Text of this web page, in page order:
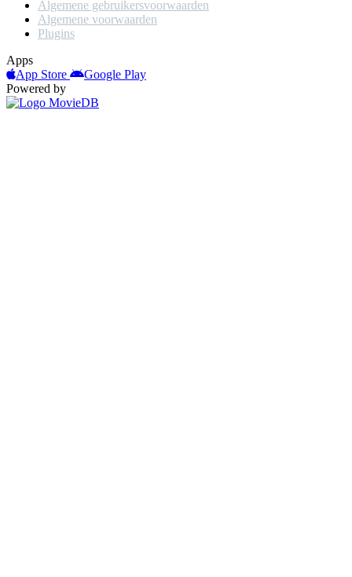
Algemene gebruikersvoorwaarden
Algemene voorwaarden
Plugins
Apps
App Store
Google Play
Powered by